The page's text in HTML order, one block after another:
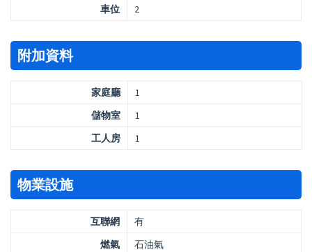
車位 2
附加資料
家庭廳
1
儲物室
1
工人房
1
物業設施
互聯網
有
燃氣
石油氣